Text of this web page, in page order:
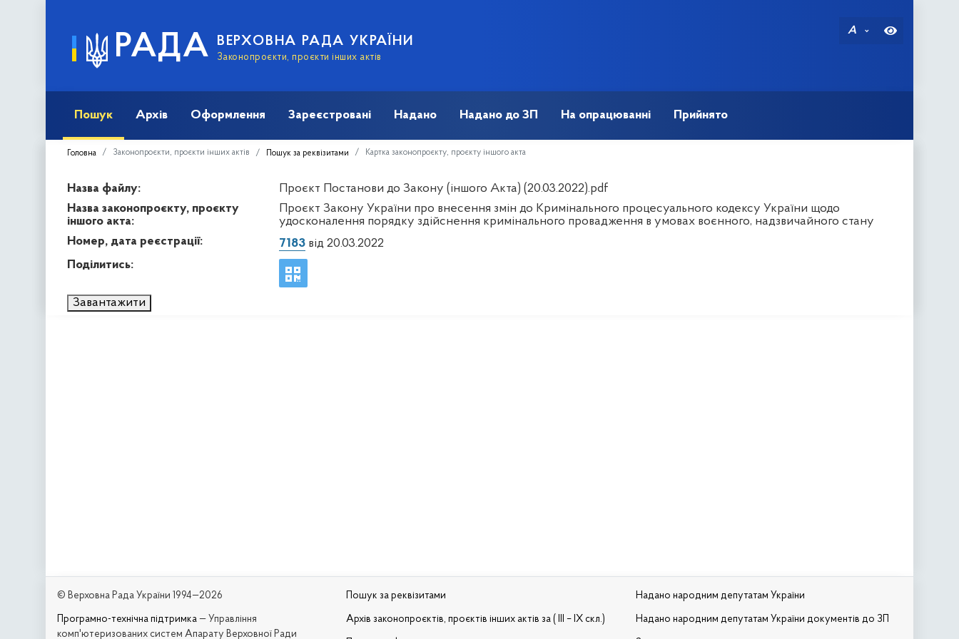
РАДА ВЕРХОВНА РАДА УКРАЇНИ
Законопроєкти, проєкти інших актів
A
Пошук Архів Оформлення Зареєстровані Надано Надано до ЗП На опрацюванні Прийнято
Головна Законопроєкти, проєкти інших актів Пошук за реквізитами Картка законопроєкту, проєкту іншого акта
Назва файлу:
Проєкт Постанови до Закону (іншого Акта) (20.03.2022).pdf
Назва законопроєкту, проєкту
іншого акта:
Проєкт Закону України про внесення змін до Кримінального процесуального кодексу України щодо
удосконалення порядку здійснення кримінального провадження в умовах воєнного, надзвичайного стану
Номер, дата реєстрації:
7183від 20.03.2022
Поділитись:
Завантажити
© Верховна Рада України 1994—2026
Програмно-технічна підтримка — Управління
комп'ютеризованих систем Апарату Верховної Ради
Пошук за реквізитами
Архів законопроєктів, проєктів інших актів за ( III – IX скл.)
Надано народним депутатам України
Надано народним депутатам України документів до ЗП